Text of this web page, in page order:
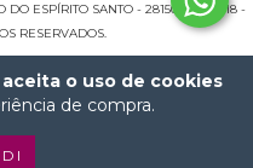
o uso de cookies
de compra.
DO ESPÍRITO SANTO - 28150936000118 -
RESERVADOS.